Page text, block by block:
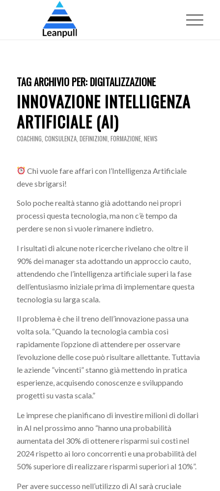
TAG ARCHIVIO PER: DIGITALIZZAZIONE
INNOVAZIONE INTELLIGENZA
ARTIFICIALE (AI)
COACHING, CONSULENZA, DEFINIZIONI, FORMAZIONE, NEWS
Chi vuole fare affari con l’Intelligenza Artificiale
deve sbrigarsi!
Solo poche realtà stanno già adottando nei propri
processi questa tecnologia, ma non c’è tempo da
perdere se non si vuole rimanere indietro.
I risultati di alcune note ricerche rivelano che oltre il
90% dei manager sta adottando un approccio cauto,
attendendo che l’intelligenza artificiale superi la fase
dell’entusiasmo iniziale prima di implementare questa
tecnologia su larga scala.
Il problema è che il treno dell’innovazione passa una
volta sola. “Quando la tecnologia cambia così
rapidamente l’opzione di attendere per osservare
l’evoluzione delle cose può risultare allettante. Tuttavia
le aziende ”vincenti” stanno già mettendo in pratica
esperienze, acquisendo conoscenze e sviluppando
progetti su vasta scala.”
Le imprese che pianificano di investire milioni di dollari
in AI nel prossimo anno “hanno una probabilità
aumentata del 30% di ottenere risparmi sui costi nel
2024 rispetto ai loro concorrenti e una probabilità del
50% superiore di realizzare risparmi superiori al 10%”.
Per avere successo nell’utilizzo di AI sarà cruciale